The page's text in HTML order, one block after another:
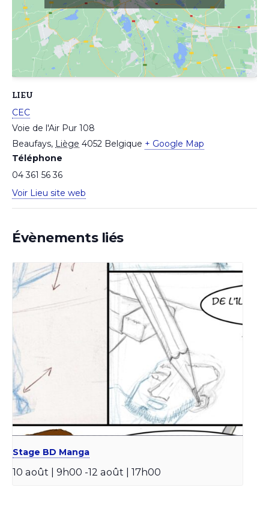
LIEU
CEC
Voie de l'Air Pur 108
Beaufays, Liège 4052 Belgique + Google Map
Téléphone
04 361 56 36
Voir Lieu site web
Évènements liés
Stage BD Manga
10 août | 9h00 -12 août | 17h00